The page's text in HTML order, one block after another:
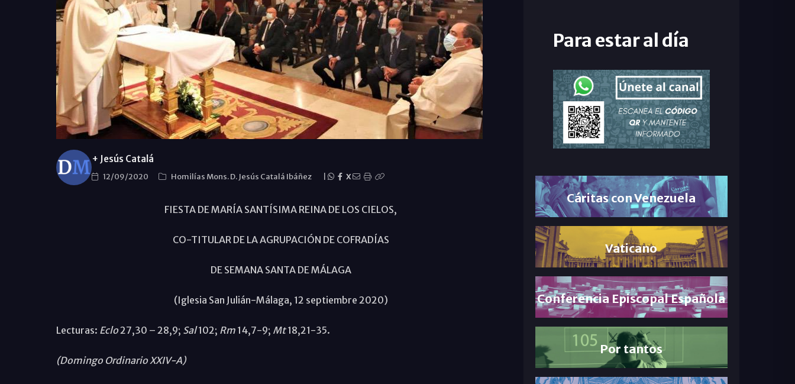
+ Jesús Catalá
12/09/2020 Homilías Mons. D. Jesús Catalá Ibáñez X
FIESTA DE MARÍA SANTÍSIMA REINA DE LOS CIELOS,
CO-TITULAR DE LA AGRUPACIÓN DE COFRADÍAS
DE SEMANA SANTA DE MÁLAGA
(Iglesia San Julián-Málaga, 12 septiembre 2020)
Lecturas: Eclo27,30 – 28,9; Sal102; Rm14,7-9; Mt18,21-35.
(Domingo Ordinario XXIV-A)
Para estar al día
Cáritas con Venezuela
Vaticano
Conferencia Episcopal Española
Por tantos